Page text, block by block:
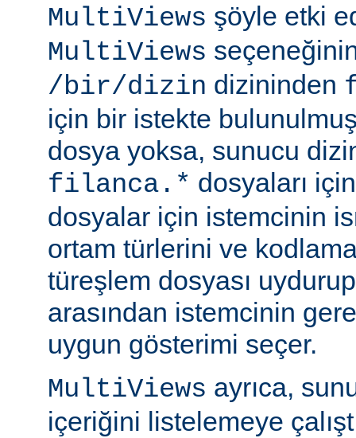
MultiViews şöyle etki
MultiViews
/bir/dizin dizininden
için bir istekte
dosya yoksa, sunucu
filanca.* dosyaları
dosyalar için istemcinin
ortam türlerini ve
türeşlem dosyası
arasından istemcinin
uygun gösterimi seçer.
MultiViews ayrıca,
içeriğini listelemeye